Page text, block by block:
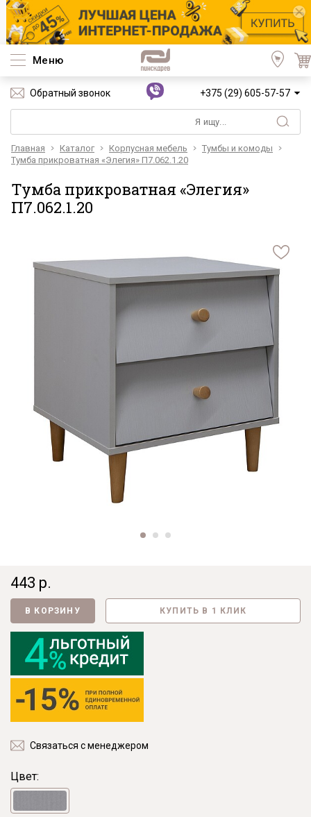
Меню
Обратный звонок +375 (29) 605-57-57
Главная Каталог Корпусная мебель
Тумбы и комоды
Тумба прикроватная «Элегия» П7.062.1.20
Тумба прикроватная «Элегия»
П7.062.1.20
443 р.
В КОРЗИНУ КУПИТЬ В 1 КЛИК
Связаться с менеджером
Цвет: